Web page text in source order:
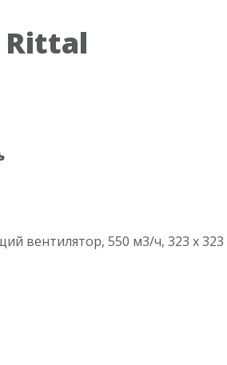
Rittal
вентилятор, 550 м3/ч, 323 х 323